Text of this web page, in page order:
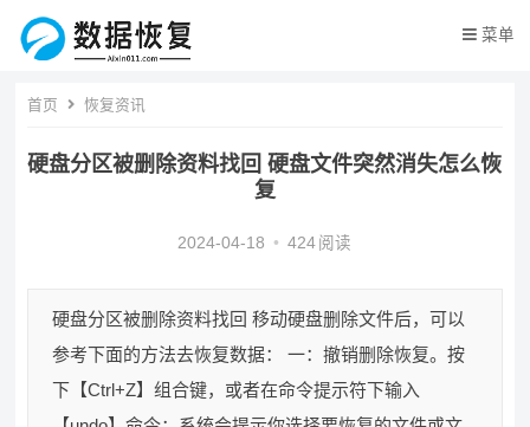
菜单
首页 恢复资讯
硬盘分区被删除资料找回 硬盘文件突然消失怎么恢
复
2024-04-18 • 424 阅读
硬盘分区被删除资料找回 移动硬盘删除文件后，可以
参考下面的方法去恢复数据： 一：撤销删除恢复。按
下【Ctrl+Z】组合键，或者在命令提示符下输入